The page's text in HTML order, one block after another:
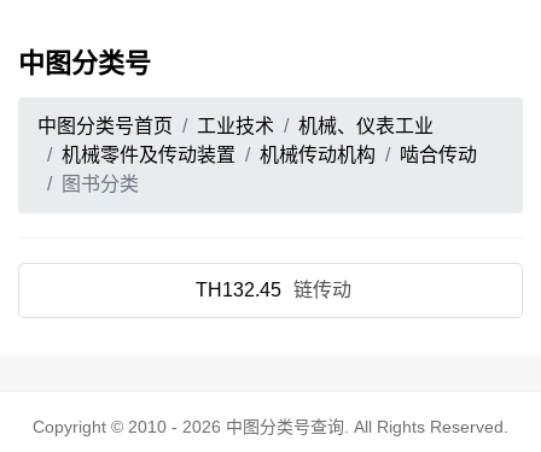
中图分类号
中图分类号首页 工业技术
机械、仪表工业
机械零件及传动装置
机械传动机构
啮合传动
图书分类
TH132.45 链传动
Copyright © 2010 - 2026 中图分类号查询 . All Rights Reserved.